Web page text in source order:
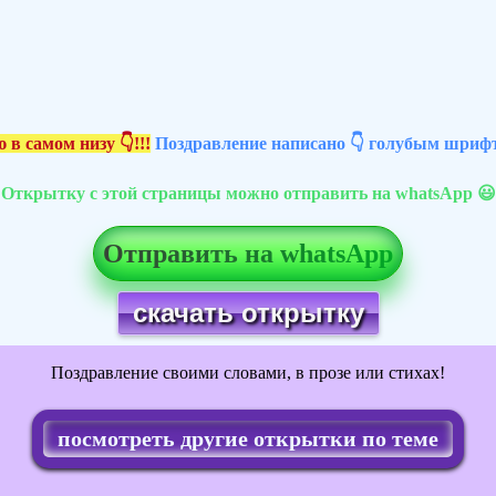
самом низу 👇!!! Поздравление написано 👇 голубым
Открытку с этой страницы можно отправить на whatsApp 😃
Отправить на whatsApp
скачать открытку
Поздравление своими словами, в прозе или стихах!
посмотреть другие открытки по теме